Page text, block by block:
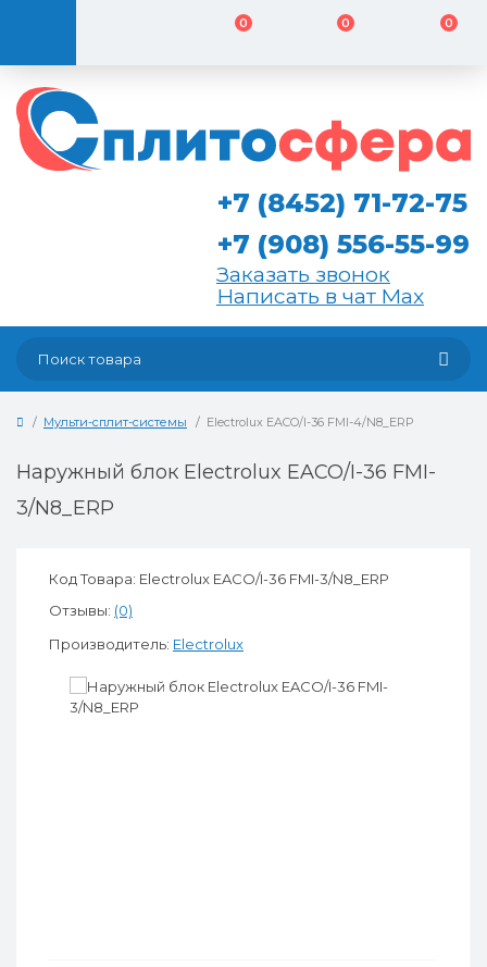
0 0 0
+7 (8452) 71-72-75
+7 (908) 556-55-99
Заказать звонок
Написать в чат Max
Мульти-сплит-системы Electrolux EACO/I-36 FMI-4/N8_ERP
Наружный блок Electrolux EACO/I-36 FMI-
3/N8_ERP
Код Товара: Electrolux EACO/I-36 FMI-3/N8_ERP
Отзывы: (0)
Производитель: Electrolux